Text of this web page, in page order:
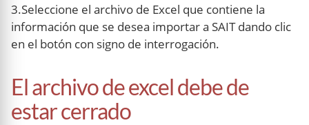
3.Seleccione el archivo de Excel que contiene la
información que se desea importar a SAIT dando clic
en el botón con signo de interrogación.
El archivo de excel debe de
estar cerrado